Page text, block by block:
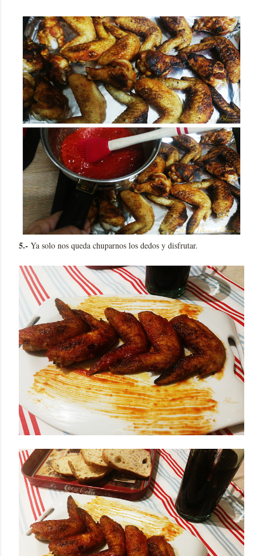
5.- Ya solo nos queda chuparnos los dedos y disfrutar.